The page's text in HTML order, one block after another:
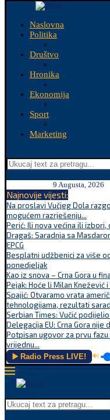
Naslovna
Politika
Društvo
Hronika
Ekonomija
Sport
Marketing
9 Augusta, 2026
Najnovije vijesti:
Na proslavi Vučjeg Dola
mogućem razrješenju...
Perić: Ili nova većina ili izbori,
Dragaš: Saradnja sa
EPCG
Besplatni udžbenici za više
ponedjeljak
Kao iz snova – Crna Gora u
Pejak: Hoće li Milan Knežević
Spajić: Otvaramo vrata
tehnologijama, rezultati
Serbian Times: Vučić podijelio
Delegacija EU: Crna Gora
Potpisan ugovor za prvu
vrijednu...
▶️ Radio Press LIVE! 🔊